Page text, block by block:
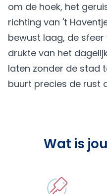
om de hoek, het
richting van 't
bewust laag, de
drukte van het
laten zonder de stad
buurt precies de rust
Wat is